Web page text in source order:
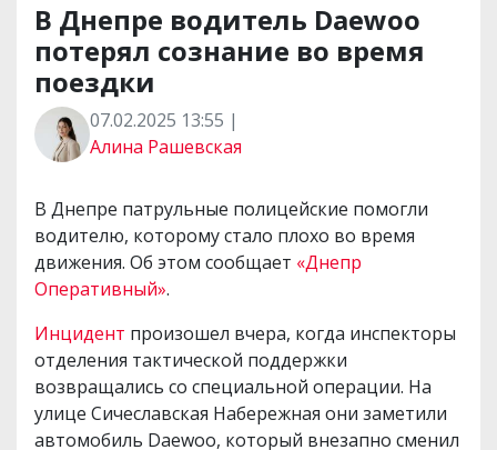
В Днепре водитель Daewoo
потерял сознание во время
поездки
07.02.2025 13:55 |
Алина Рашевская
В Днепре патрульные полицейские помогли
водителю, которому стало плохо во время
движения. Об этом сообщает «Днепр
Оперативный».
Инцидент произошел вчера, когда инспекторы
отделения тактической поддержки
возвращались со специальной операции. На
улице Сичеславская Набережная они заметили
автомобиль Daewoo, который внезапно сменил